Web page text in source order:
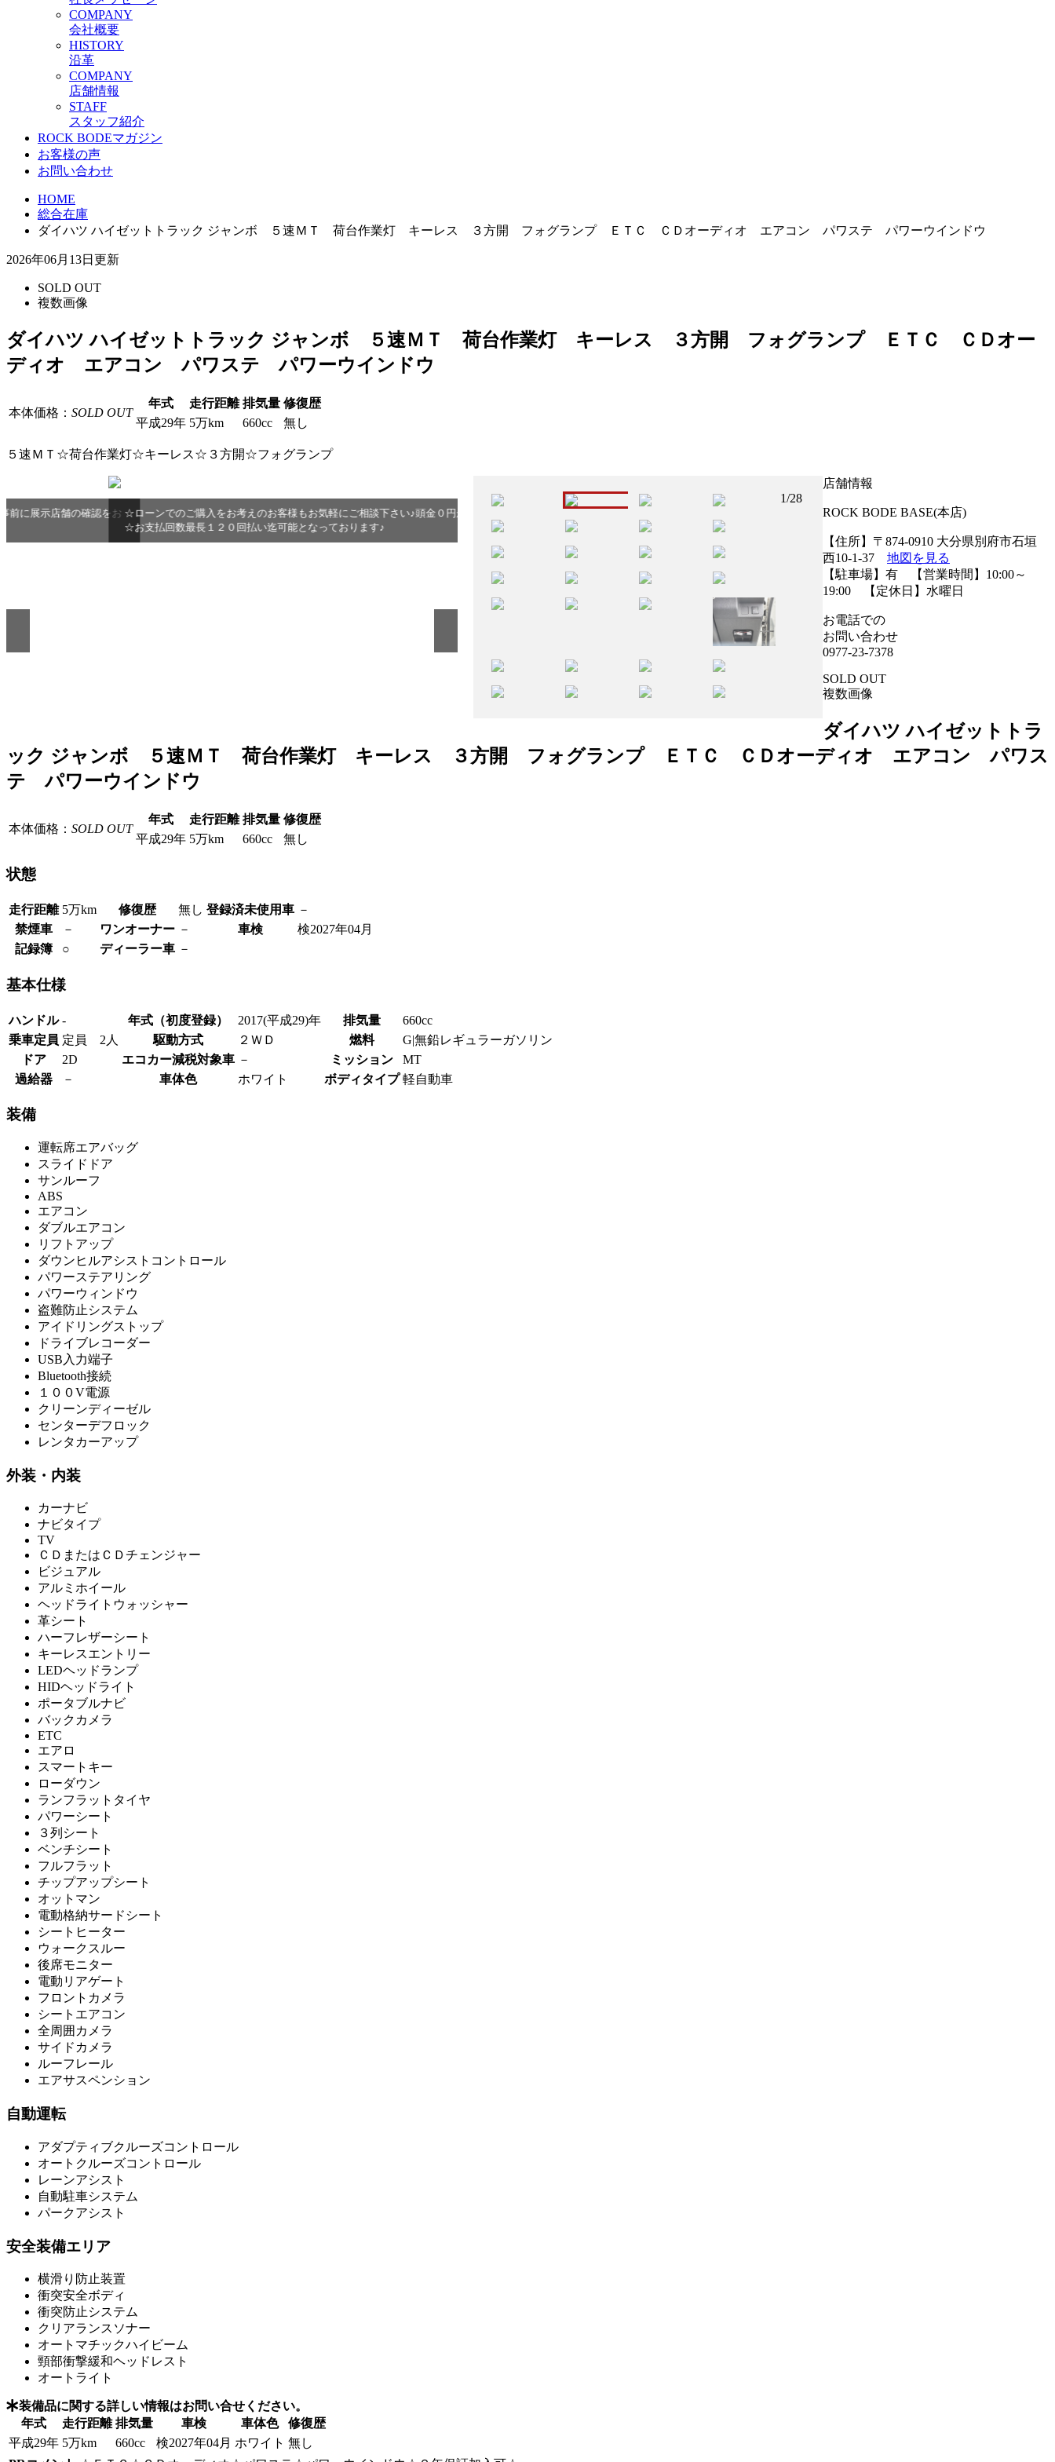
COMPANY
会社概要
HISTORY
沿革
COMPANY
店舗情報
STAFF
スタッフ紹介
ROCK BODEマガジン
お客様の声
お問い合わせ
HOME
総合在庫
ダイハツ ハイゼットトラック ジャンボ ５速ＭＴ 荷台作業灯 キーレス ３方開 フォグランプ ＥＴＣ ＣＤオーディオ エアコン パワステ パワーウインドウ
2026年06月13日更新
SOLD OUT
複数画像
ダイハツ ハイゼットトラック ジャンボ ５速ＭＴ 荷台作業灯 キーレス ３方開 フォグランプ ＥＴＣ ＣＤオー
ディオ エアコン パワステ パワーウインドウ
本体価格： SOLD OUT
年式 走行距離 排気量 修復歴
平成29年 5万km 660cc 無し
５速ＭＴ☆荷台作業灯☆キーレス☆３方開☆フォグランプ
お ☆ローンでのご購入をお考えのお客様もお気軽にご相談下さい♪頭金０円からＯＫ☆残価設定ＯＫ
☆お支払回数最長１２０回払い迄可能となっております♪
☆ジャンボ☆５速ＭＴ☆車検Ｒ９年４月☆走行５万ｋｍ☆ボディカラー：ホワイト☆ 年会販売実績により、信販
2/28
店舗情報
ROCK BODE BASE(本店)
【住所】〒874-0910 大分県別府市石垣
西10-1-37 地図を見る
【駐車場】有 【営業時間】10:00～
19:00 【定休日】水曜日
お電話での
お問い合わせ
0977-23-7378
SOLD OUT
複数画像
ダイハツ ハイゼットトラ
ック ジャンボ ５速ＭＴ 荷台作業灯 キーレス ３方開 フォグランプ ＥＴＣ ＣＤオーディオ エアコン パワス
テ パワーウインドウ
本体価格： SOLD OUT
年式 走行距離 排気量 修復歴
平成29年 5万km 660cc 無し
状態
走行距離 5万km 修復歴 無し 登録済未使用車 －
禁煙車
－ ワンオーナー － 車検
検2027年04月
記録簿
○ ディーラー車 －
基本仕様
ハンドル - 年式（初度登録） 2017(平成29)年 排気量
660cc
乗車定員 定員 2人 駆動方式 ２ＷＤ 燃料
G|無鉛レギュラーガソリン
ドア
2D エコカー減税対象車 － ミッション
MT
過給器
－ 車体色 ホワイト ボディタイプ 軽自動車
装備
運転席エアバッグ
スライドドア
サンルーフ
ABS
エアコン
ダブルエアコン
リフトアップ
ダウンヒルアシストコントロール
パワーステアリング
パワーウィンドウ
盗難防止システム
アイドリングストップ
ドライブレコーダー
USB入力端子
Bluetooth接続
１００V電源
クリーンディーゼル
センターデフロック
レンタカーアップ
外装・内装
カーナビ
ナビタイプ
TV
ＣＤまたはＣＤチェンジャー
ビジュアル
アルミホイール
ヘッドライトウォッシャー
革シート
ハーフレザーシート
キーレスエントリー
LEDヘッドランプ
HIDヘッドライト
ポータブルナビ
バックカメラ
ETC
エアロ
スマートキー
ローダウン
ランフラットタイヤ
パワーシート
３列シート
ベンチシート
フルフラット
チップアップシート
オットマン
電動格納サードシート
シートヒーター
ウォークスルー
後席モニター
電動リアゲート
フロントカメラ
シートエアコン
全周囲カメラ
サイドカメラ
ルーフレール
エアサスペンション
自動運転
アダプティブクルーズコントロール
オートクルーズコントロール
レーンアシスト
自動駐車システム
パークアシスト
安全装備エリア
横滑り防止装置
衝突安全ボディ
衝突防止システム
クリアランスソナー
オートマチックハイビーム
頸部衝撃緩和ヘッドレスト
オートライト
装備品に関する詳しい情報はお問い合せください。
年式 走行距離 排気量 車検 車体色
修復歴
平成29年 5万km 660cc 検2027年04月 ホワイト 無し